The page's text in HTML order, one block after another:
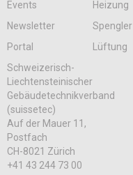
Events
Heizung
Newsletter
Spengler
Portal
Lüftung
Schweizerisch-
Liechtensteinischer
Gebäudetechnikverband
(suissetec)
Auf der Mauer 11,
Postfach
CH-8021 Zürich
+41 43 244 73 00